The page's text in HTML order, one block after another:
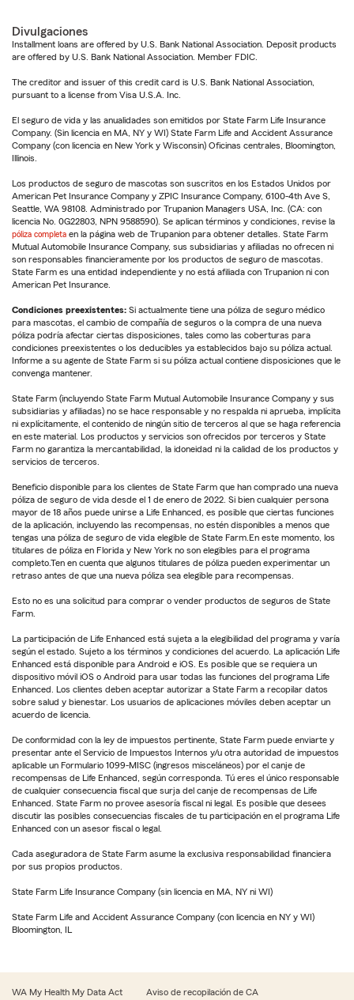
Divulgaciones
Installment loans are offered by U.S. Bank National Association. Deposit products
are offered by U.S. Bank National Association. Member FDIC.
The creditor and issuer of this credit card is U.S. Bank National Association,
pursuant to a license from Visa U.S.A. Inc.
El seguro de vida y las anualidades son emitidos por State Farm Life Insurance
Company. (Sin licencia en MA, NY y WI) State Farm Life and Accident Assurance
Company (con licencia en New York y Wisconsin) Oficinas centrales, Bloomington,
Illinois.
Los productos de seguro de mascotas son suscritos en los Estados Unidos por
American Pet Insurance Company y ZPIC Insurance Company, 6100-4th Ave S,
Seattle, WA 98108. Administrado por Trupanion Managers USA, Inc. (CA: con
licencia No. 0G22803, NPN 9588590). Se aplican términos y condiciones, revise la
póliza completa en la página web de Trupanion para obtener detalles. State Farm
Mutual Automobile Insurance Company, sus subsidiarias y afiliadas no ofrecen ni
son responsables financieramente por los productos de seguro de mascotas.
State Farm es una entidad independiente y no está afiliada con Trupanion ni con
American Pet Insurance.
Condiciones preexistentes: Si actualmente tiene una póliza de seguro médico
para mascotas, el cambio de compañía de seguros o la compra de una nueva
póliza podría afectar ciertas disposiciones, tales como las coberturas para
condiciones preexistentes o los deducibles ya establecidos bajo su póliza actual.
Informe a su agente de State Farm si su póliza actual contiene disposiciones que le
convenga mantener.
State Farm (incluyendo State Farm Mutual Automobile Insurance Company y sus
subsidiarias y afiliadas) no se hace responsable y no respalda ni aprueba, implícita
ni explícitamente, el contenido de ningún sitio de terceros al que se haga referencia
en este material. Los productos y servicios son ofrecidos por terceros y State
Farm no garantiza la mercantabilidad, la idoneidad ni la calidad de los productos y
servicios de terceros.
Beneficio disponible para los clientes de State Farm que han comprado una nueva
póliza de seguro de vida desde el 1 de enero de 2022. Si bien cualquier persona
mayor de 18 años puede unirse a Life Enhanced, es posible que ciertas funciones
de la aplicación, incluyendo las recompensas, no estén disponibles a menos que
tengas una póliza de seguro de vida elegible de State Farm.En este momento, los
titulares de póliza en Florida y New York no son elegibles para el programa
completo.Ten en cuenta que algunos titulares de póliza pueden experimentar un
retraso antes de que una nueva póliza sea elegible para recompensas.
Esto no es una solicitud para comprar o vender productos de seguros de State
Farm.
La participación de Life Enhanced está sujeta a la elegibilidad del programa y varía
según el estado. Sujeto a los términos y condiciones del acuerdo. La aplicación Life
Enhanced está disponible para Android e iOS. Es posible que se requiera un
dispositivo móvil iOS o Android para usar todas las funciones del programa Life
Enhanced. Los clientes deben aceptar autorizar a State Farm a recopilar datos
sobre salud y bienestar. Los usuarios de aplicaciones móviles deben aceptar un
acuerdo de licencia.
De conformidad con la ley de impuestos pertinente, State Farm puede enviarte y
presentar ante el Servicio de Impuestos Internos y/u otra autoridad de impuestos
aplicable un Formulario 1099-MISC (ingresos misceláneos) por el canje de
recompensas de Life Enhanced, según corresponda. Tú eres el único responsable
de cualquier consecuencia fiscal que surja del canje de recompensas de Life
Enhanced. State Farm no provee asesoría fiscal ni legal. Es posible que desees
discutir las posibles consecuencias fiscales de tu participación en el programa Life
Enhanced con un asesor fiscal o legal.
Cada aseguradora de State Farm asume la exclusiva responsabilidad financiera
por sus propios productos.
State Farm Life Insurance Company (sin licencia en MA, NY ni WI)
State Farm Life and Accident Assurance Company (con licencia en NY y WI)
Bloomington, IL
WA My Health My Data Act Aviso de recopilación de CA